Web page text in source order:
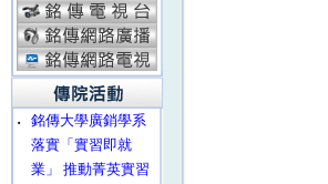
‧
銘傳大學廣銷學系
落實「實習即就
業」 推動菁英實習